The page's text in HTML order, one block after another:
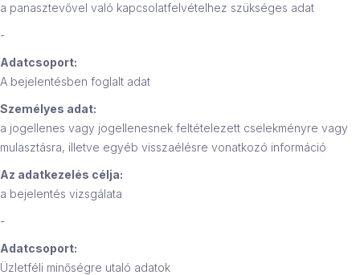
a panasztevővel való kapcsolatfelvételhez szükséges adat
-
Adatcsoport:
A bejelentésben foglalt adat
Személyes adat:
a jogellenes vagy jogellenesnek feltételezett cselekményre vagy
mulasztásra, illetve egyéb visszaélésre vonatkozó információ
Az adatkezelés célja:
a bejelentés vizsgálata
-
Adatcsoport:
Üzletféli minőségre utaló adatok